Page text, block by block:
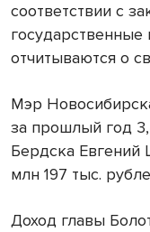
соответствии с
отчитываются о
Мэр
за прошлый год
Бердска
млн 197 тыс.
Доход главы